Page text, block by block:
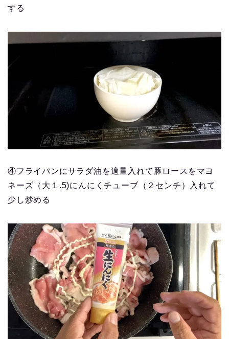
する
④フライパンにサラダ油を適量入れて豚ロースをマヨ
ネーズ（大１.5)にんにくチューブ（２センチ）入れて
少し炒める